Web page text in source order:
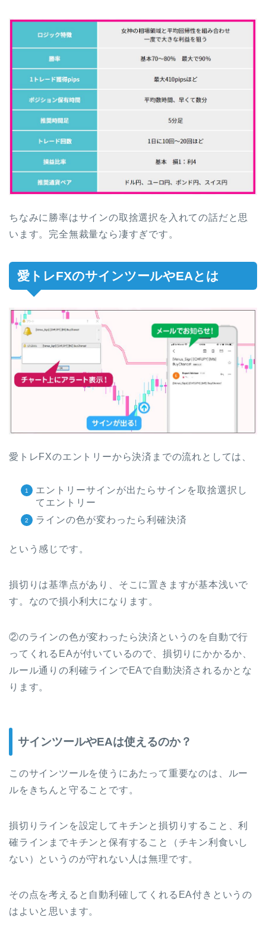
ちなみに勝率はサインの取捨選択を入れての話だと思
います。完全無裁量なら凄すぎです。
愛トレFXのサインツールやEAとは
愛トレFXのエントリーから決済までの流れとしては、
エントリーサインが出たらサインを取捨選択し
てエントリー
ラインの色が変わったら利確決済
という感じです。
損切りは基準点があり、そこに置きますが基本浅いで
す。なので損小利大になります。
②のラインの色が変わったら決済というのを自動で行
ってくれるEAが付いているので、損切りにかかるか、
ルール通りの利確ラインでEAで自動決済されるかとな
ります。
サインツールやEAは使えるのか？
このサインツールを使うにあたって重要なのは、ルー
ルをきちんと守ることです。
損切りラインを設定してキチンと損切りすること、利
確ラインまでキチンと保有すること（チキン利食いし
ない）というのが守れない人は無理です。
その点を考えると自動利確してくれるEA付きというの
はよいと思います。